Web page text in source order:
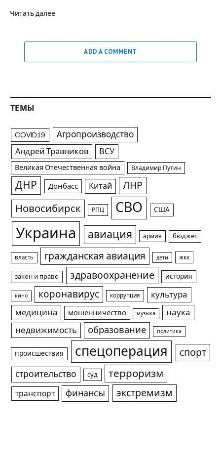
Читать далее
ADD A COMMENT
ТЕМЫ
COVID19 Агропроизводство
Андрей Травников ВСУ
Великая Отечественная война Владимир Путин
ДНР Донбасс Китай ЛНР
Новосибирск РПЦ СВО США
Украина авиация армия бюджет
власть гражданская авиация дети жкх
закон и право здравоохранение история
кино коронавирус коррупция
культура
медицина
мошенничество музыка
наука
недвижимость
образование политика
происшествия спецоперация спорт
строительство суд терроризм
транспорт финансы экстремизм